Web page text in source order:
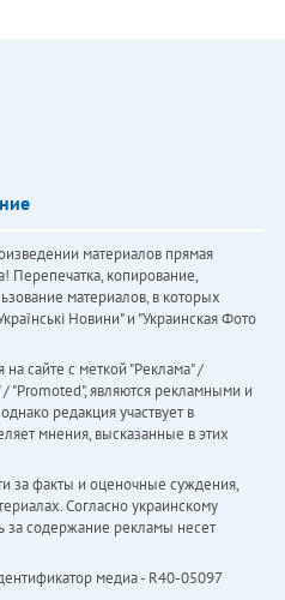
материалов прямая
Перепечатка, копирование,
материалов, в которых
Новини" и "Украинская Фото
сайте с меткой "Реклама" /
"Promoted", являются рекламными и
редакция участвует в
мнения, высказанные в этих
за факты и оценочные суждения,
Согласно украинскому
за содержание рекламы несет
медиа - R40-05097